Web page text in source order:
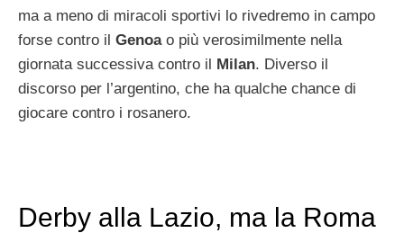
ma a meno di miracoli sportivi lo rivedremo in campo
forse contro il Genoao più verosimilmente nella
giornata successiva contro il Milan. Diverso il
discorso per l’argentino, che ha qualche chance di
giocare contro i rosanero.
Derby alla Lazio, ma la Roma